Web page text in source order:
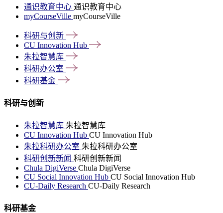
通识教育中心 通识教育中心
myCourseVille myCourseVille
科研与创新
CU Innovation Hub
朱拉智慧库
科研办公室
科研基金
科研与创新
朱拉智慧库 朱拉智慧库
CU Innovation Hub CU Innovation Hub
朱拉科研办公室 朱拉科研办公室
科研创新新闻 科研创新新闻
Chula DigiVerse Chula DigiVerse
CU Social Innovation Hub CU Social Innovation Hub
CU-Daily Research CU-Daily Research
科研基金